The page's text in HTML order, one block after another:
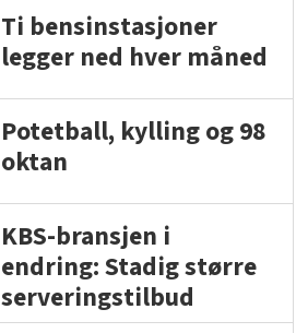
Ti bensinstasjoner
legger ned hver måned
Potetball, kylling og 98
oktan
KBS-bransjen i
endring: Stadig større
serveringstilbud